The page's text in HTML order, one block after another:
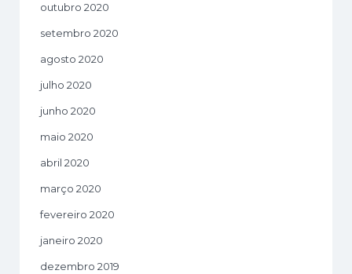
outubro 2020
setembro 2020
agosto 2020
julho 2020
junho 2020
maio 2020
abril 2020
março 2020
fevereiro 2020
janeiro 2020
dezembro 2019